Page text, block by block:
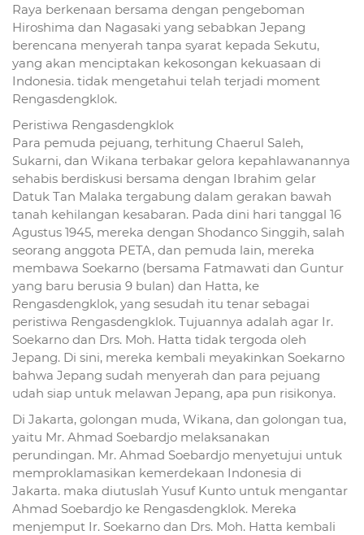
Raya berkenaan bersama dengan pengeboman
Hiroshima dan Nagasaki yang sebabkan Jepang
berencana menyerah tanpa syarat kepada Sekutu,
yang akan menciptakan kekosongan kekuasaan di
Indonesia. tidak mengetahui telah terjadi moment
Rengasdengklok.
Peristiwa Rengasdengklok
Para pemuda pejuang, terhitung Chaerul Saleh,
Sukarni, dan Wikana terbakar gelora kepahlawanannya
sehabis berdiskusi bersama dengan Ibrahim gelar
Datuk Tan Malaka tergabung dalam gerakan bawah
tanah kehilangan kesabaran. Pada dini hari tanggal 16
Agustus 1945, mereka dengan Shodanco Singgih, salah
seorang anggota PETA, dan pemuda lain, mereka
membawa Soekarno (bersama Fatmawati dan Guntur
yang baru berusia 9 bulan) dan Hatta, ke
Rengasdengklok, yang sesudah itu tenar sebagai
peristiwa Rengasdengklok. Tujuannya adalah agar Ir.
Soekarno dan Drs. Moh. Hatta tidak tergoda oleh
Jepang. Di sini, mereka kembali meyakinkan Soekarno
bahwa Jepang sudah menyerah dan para pejuang
udah siap untuk melawan Jepang, apa pun risikonya.
Di Jakarta, golongan muda, Wikana, dan golongan tua,
yaitu Mr. Ahmad Soebardjo melaksanakan
perundingan. Mr. Ahmad Soebardjo menyetujui untuk
memproklamasikan kemerdekaan Indonesia di
Jakarta. maka diutuslah Yusuf Kunto untuk mengantar
Ahmad Soebardjo ke Rengasdengklok. Mereka
menjemput Ir. Soekarno dan Drs. Moh. Hatta kembali